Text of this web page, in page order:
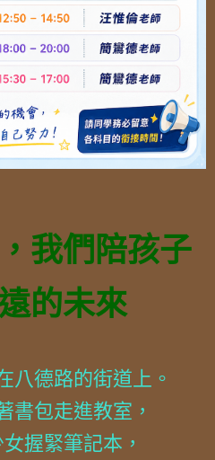
我們陪孩子
的未來
八德路的街道上。
書包走進教室，
握緊筆記本，